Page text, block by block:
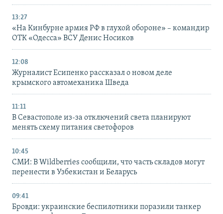
13:27
«На Кинбурне армия РФ в глухой обороне» – командир
ОТК «Одесса» ВСУ Денис Носиков
12:08
Журналист Есипенко рассказал о новом деле
крымского автомеханика Шведа
11:11
В Севастополе из-за отключений света планируют
менять схему питания светофоров
10:45
СМИ: В Wildberries сообщили, что часть складов могут
перенести в Узбекистан и Беларусь
09:41
Бровди: украинские беспилотники поразили танкер